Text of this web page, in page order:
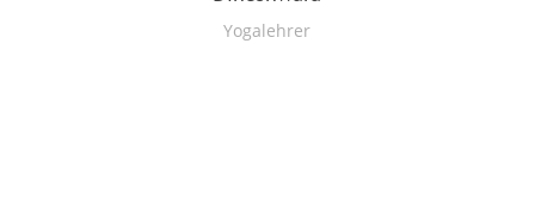
Yogalehrer